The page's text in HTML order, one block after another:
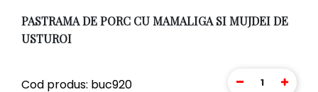
PASTRAMA DE PORC CU MAMALIGA SI MUJDEI DE
USTUROI
Cod produs: buc920
1